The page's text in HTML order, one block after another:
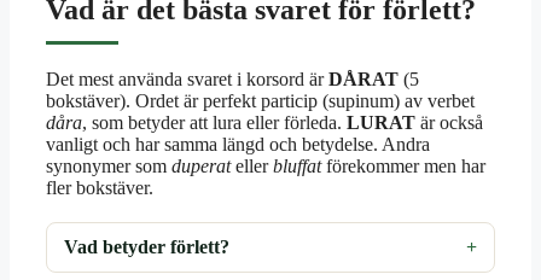
Vad är det bästa svaret för förlett?
Det mest använda svaret i korsord ärDÅRAT (5
bokstäver). Ordet är perfekt particip (supinum) av verbet
dåra, som betyder att lura eller förleda. LURAT är också
vanligt och har samma längd och betydelse. Andra
synonymer som duperatellerbluffatförekommer men har
fler bokstäver.
Vad betyder förlett?